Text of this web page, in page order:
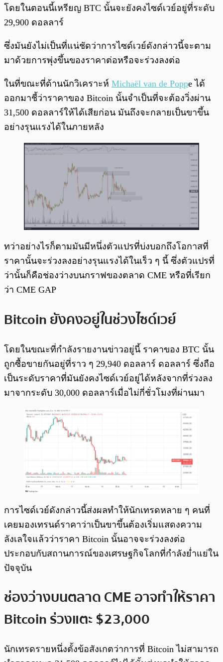
โดยในตอนนี้เหรียญ BTC นั้นจะยังคงไซด์เวย์อยู่ที่ระดับ
29,900 ดอลลาร์
ซึ่งมันยังไม่เป็นที่แน่ชัดว่าการไซด์เวย์ดังกล่าวนี้จะตาม
มาด้วยการพุ่งขึ้นของราคาต่อหรือจะร่วงลงต่อ
ในที่ขณะที่ด้านนักวิเคราะห์ Michaël van de Poppe ได้
ออกมาชี้ว่าราคาของ Bitcoin นั้นจำเป็นที่จะต้องวิ่งผ่าน
31,500 ดอลลาร์ให้ได้เสียก่อน มันถึงจะกลายเป็นขาขึ้น
อย่างรุนแรงได้ในภายหลัง
ทว่าอย่างไรก็ตามมันมีหนึ่งตัวแปรที่บ่งบอกถึงโอกาสที่
ราคานั้นจะร่วงลงอย่างรุนแรงได้ในเร็ว ๆ นี้ ซึ่งตัวแปรที่
ว่านั้นก็คือช่องว่างบนกราฟของตลาด CME หรือที่เรียก
ว่า CME GAP
Bitcoin ยังคงอยู่ในช่วงไซด์เวย์
โดยในขณะที่กำลังรายงานข่าวอยู่นี้ ราคาของ BTC นั้น
ถูกซื้อขายกันอยู่ที่ราว ๆ 29,940 ดอลลาร์ ดอลลาร์ ซึ่งถือ
เป็นระดับราคาที่มันยังคงไซด์เวย์อยู่ได้หลังจากที่ร่วงลง
มาจากระดับ 30,000 ดอลลาร์เมื่อไม่กี่ชั่วโมงที่ผ่านมา
การไซด์เวย์ดังกล่าวนี้ส่งผลทำให้นักเทรดหลาย ๆ คนที่
เคยมองเทรนด์ราคาว่าเป็นขาขึ้นต้องเริ่มแสดงความ
ลังเลใจแล้วว่าราคา Bitcoin นั้นอาจจะร่วงลงต่อ
ประกอบกับสถานการณ์ของเศรษฐกิจโลกที่กำลังย่ำแย่ใน
ปัจจุบัน
ช่องว่างบนตลาด CME อาจทำให้ราคา
Bitcoin ร่วงแตะ $23,000
นักเทรดรายหนึ่งตั้งข้อสังเกตว่าการที่ Bitcoin ไม่สามารถ